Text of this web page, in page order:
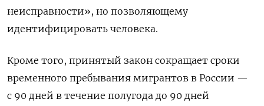
неисправности», но позволяющему
идентифицировать человека.
Кроме того, принятый закон сокращает сроки
временного пребывания мигрантов в России —
с 90 дней в течение полугода до 90 дней